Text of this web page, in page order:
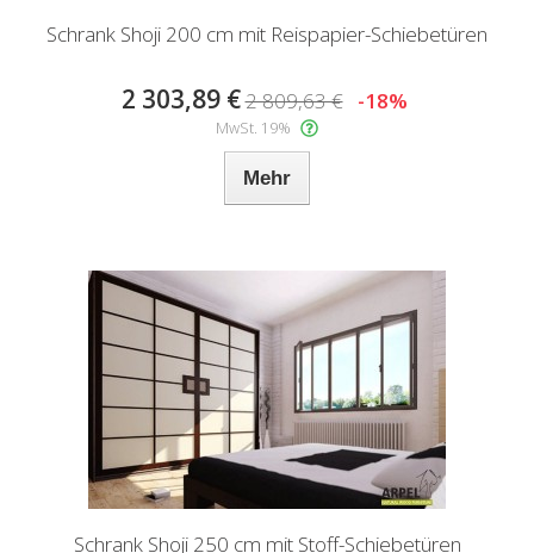
Schrank Shoji 200 cm mit Reispapier-Schiebetüren
2 303,89 €2 809,63 € -18%
MwSt. 19%
Mehr
Schrank Shoji 250 cm mit Stoff-Schiebetüren